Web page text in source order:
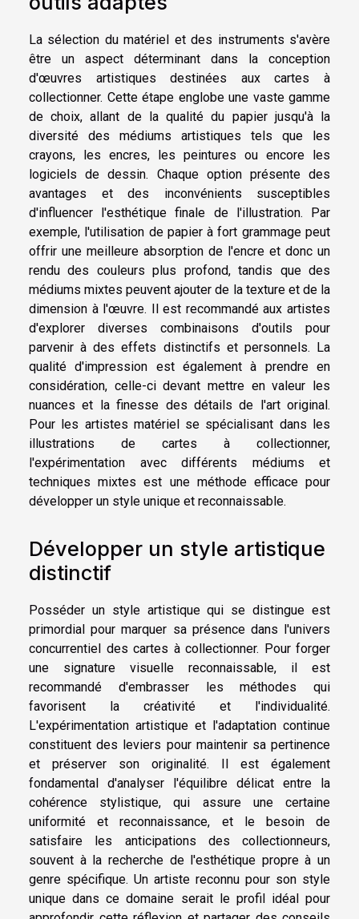
La sélection du matériel et des instruments s'avère
être un aspect déterminant dans la conception
d'œuvres artistiques destinées aux cartes à
collectionner. Cette étape englobe une vaste gamme
de choix, allant de la qualité du papier jusqu'à la
diversité des médiums artistiques tels que les
crayons, les encres, les peintures ou encore les
logiciels de dessin. Chaque option présente des
avantages et des inconvénients susceptibles
d'influencer l'esthétique finale de l'illustration. Par
exemple, l'utilisation de papier à fort grammage peut
offrir une meilleure absorption de l'encre et donc un
rendu des couleurs plus profond, tandis que des
médiums mixtes peuvent ajouter de la texture et de la
dimension à l'œuvre. Il est recommandé aux artistes
d'explorer diverses combinaisons d'outils pour
parvenir à des effets distinctifs et personnels. La
qualité d'impression est également à prendre en
considération, celle-ci devant mettre en valeur les
nuances et la finesse des détails de l'art original.
Pour les artistes matériel se spécialisant dans les
illustrations de cartes à collectionner,
l'expérimentation avec différents médiums et
techniques mixtes est une méthode efficace pour
développer un style unique et reconnaissable.
Développer un style artistique
distinctif
Posséder un style artistique qui se distingue est
primordial pour marquer sa présence dans l'univers
concurrentiel des cartes à collectionner. Pour forger
une signature visuelle reconnaissable, il est
recommandé d'embrasser les méthodes qui
favorisent la créativité et l'individualité.
L'expérimentation artistique et l'adaptation continue
constituent des leviers pour maintenir sa pertinence
et préserver son originalité. Il est également
fondamental d'analyser l'équilibre délicat entre la
cohérence stylistique, qui assure une certaine
uniformité et reconnaissance, et le besoin de
satisfaire les anticipations des collectionneurs,
souvent à la recherche de l'esthétique propre à un
genre spécifique. Un artiste reconnu pour son style
unique dans ce domaine serait le profil idéal pour